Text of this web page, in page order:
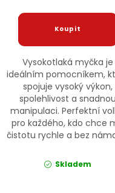
Vysokotlaká myčka je
ideálním pomocníkem,
spojuje vysoký výkon,
spolehlivost a snadnou
manipulaci. Perfektní
pro každého, kdo chce
čistotu rychle a bez
Skladem